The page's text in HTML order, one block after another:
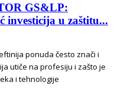
GS&LP:
investicija u zaštitu...
ponuda često znači i
utiče na profesiju i zašto je
i tehnologije